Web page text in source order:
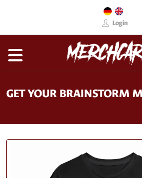
Login
GET YOUR BRAINSTORM